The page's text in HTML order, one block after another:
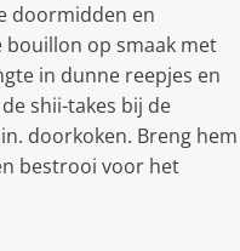
doormidden en
bouillon op smaak met
in dunne reepjes en
shii-takes bij de
doorkoken. Breng hem
bestrooi voor het